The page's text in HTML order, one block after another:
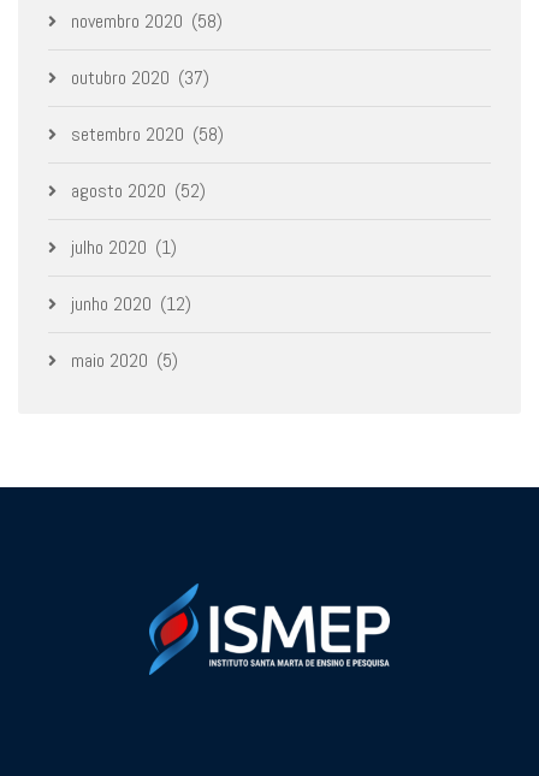
novembro 2020 (58)
outubro 2020 (37)
setembro 2020 (58)
agosto 2020 (52)
julho 2020 (1)
junho 2020 (12)
maio 2020 (5)